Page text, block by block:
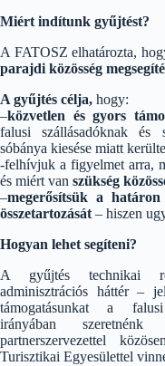
Miért indítunk gyűjtést?
A FATOSZ elhatározta,
parajdi közösség
A gyűjtés célja, hogy:
–közvetlen és gyors
falusi szállásadóknak és
sóbánya kiesése miatt
-felhívjuk a figyelmet arra,
és miért van szükség
–megerősítsük a
összetartozását – hiszen
Hogyan lehet segíteni?
A gyűjtés technikai
adminisztrációs háttér –
támogatásunkat a
irányában
partnerszervezettel
Turisztikai Egyesülettel